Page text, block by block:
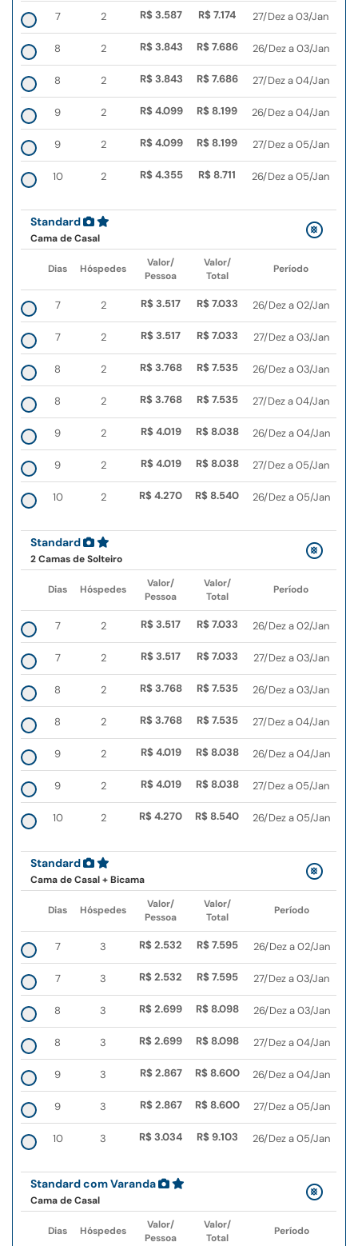
7 2 R$ 3.587 R$ 7.174 27/Dez a 03/Jan
8 2 R$ 3.843 R$ 7.686 26/Dez a 03/Jan
8 2 R$ 3.843 R$ 7.686 27/Dez a 04/Jan
9 2 R$ 4.099 R$ 8.199 26/Dez a 04/Jan
9 2 R$ 4.099 R$ 8.199 27/Dez a 05/Jan
10 2 R$ 4.355 R$ 8.711 26/Dez a 05/Jan
Standard
Cama de Casal
Dias Hóspedes
Valor/
Pessoa
Valor/
Total
Período
7 2 R$ 3.517 R$ 7.033 26/Dez a 02/Jan
7 2 R$ 3.517 R$ 7.033 27/Dez a 03/Jan
8 2 R$ 3.768 R$ 7.535 26/Dez a 03/Jan
8 2 R$ 3.768 R$ 7.535 27/Dez a 04/Jan
9 2 R$ 4.019 R$ 8.038 26/Dez a 04/Jan
9 2 R$ 4.019 R$ 8.038 27/Dez a 05/Jan
10 2 R$ 4.270 R$ 8.540 26/Dez a 05/Jan
Standard
2 Camas de Solteiro
Dias Hóspedes
Valor/
Pessoa
Valor/
Total
Período
7 2 R$ 3.517 R$ 7.033 26/Dez a 02/Jan
7 2 R$ 3.517 R$ 7.033 27/Dez a 03/Jan
8 2 R$ 3.768 R$ 7.535 26/Dez a 03/Jan
8 2 R$ 3.768 R$ 7.535 27/Dez a 04/Jan
9 2 R$ 4.019 R$ 8.038 26/Dez a 04/Jan
9 2 R$ 4.019 R$ 8.038 27/Dez a 05/Jan
10 2 R$ 4.270 R$ 8.540 26/Dez a 05/Jan
Standard
Cama de Casal + Bicama
Dias Hóspedes
Valor/
Pessoa
Valor/
Total
Período
7 3 R$ 2.532 R$ 7.595 26/Dez a 02/Jan
7 3 R$ 2.532 R$ 7.595 27/Dez a 03/Jan
8 3 R$ 2.699 R$ 8.098 26/Dez a 03/Jan
8 3 R$ 2.699 R$ 8.098 27/Dez a 04/Jan
9 3 R$ 2.867 R$ 8.600 26/Dez a 04/Jan
9 3 R$ 2.867 R$ 8.600 27/Dez a 05/Jan
10 3 R$ 3.034 R$ 9.103 26/Dez a 05/Jan
Standard com Varanda
Cama de Casal
Dias Hóspedes
Valor/
Pessoa
Valor/
Total
Período